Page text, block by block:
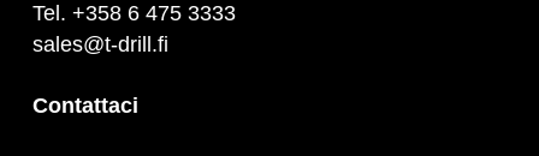
Tel. +358 6 475 3333
sales@t-drill.fi
Contattaci